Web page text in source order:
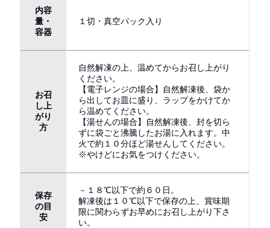
内容
量・
容器
１切・真空パック入り
お召
し上
がり
方
自然解凍の上、温めてからお召し上がり
ください。
【電子レンジの場合】自然解凍後、袋か
ら出してお皿に盛り、ラップをかけてか
ら温めてください。
【湯せんの場合】自然解凍後、封を切ら
ずに袋ごと沸騰したお湯に入れます。中
火で約１０分ほど湯せんしてください。
※やけどにお気をつけください。
保存
の目
安
－１８℃以下で約６０日。
解凍後は１０℃以下で保存の上、賞味期
限に関わらずお早めにお召し上がり下さ
い。